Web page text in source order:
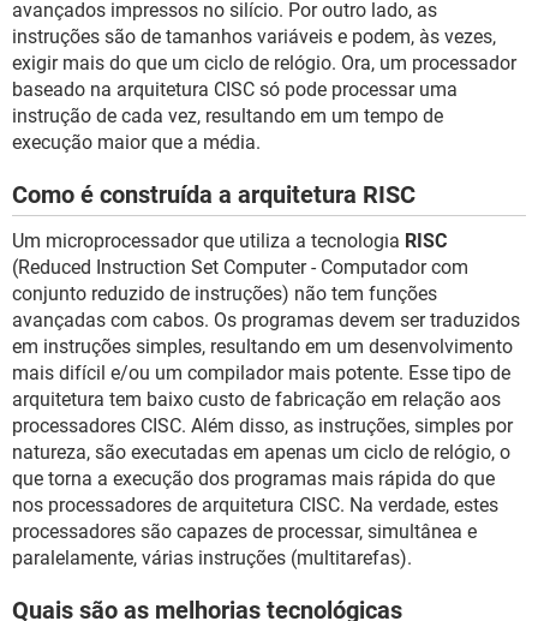
avançados impressos no silício. Por outro lado, as
instruções são de tamanhos variáveis e podem, às vezes,
exigir mais do que um ciclo de relógio. Ora, um processador
baseado na arquitetura CISC só pode processar uma
instrução de cada vez, resultando em um tempo de
execução maior que a média.
Como é construída a arquitetura RISC
Um microprocessador que utiliza a tecnologia RISC
(Reduced Instruction Set Computer - Computador com
conjunto reduzido de instruções) não tem funções
avançadas com cabos. Os programas devem ser traduzidos
em instruções simples, resultando em um desenvolvimento
mais difícil e/ou um compilador mais potente. Esse tipo de
arquitetura tem baixo custo de fabricação em relação aos
processadores CISC. Além disso, as instruções, simples por
natureza, são executadas em apenas um ciclo de relógio, o
que torna a execução dos programas mais rápida do que
nos processadores de arquitetura CISC. Na verdade, estes
processadores são capazes de processar, simultânea e
paralelamente, várias instruções (multitarefas).
Quais são as melhorias tecnológicas